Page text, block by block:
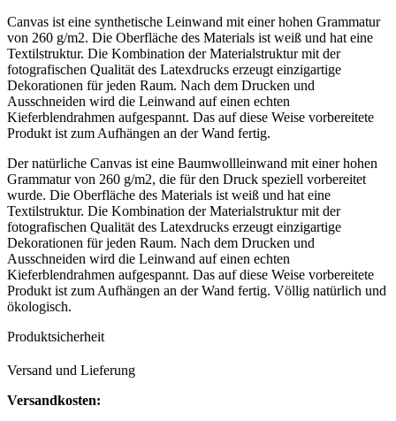
Canvas ist eine synthetische Leinwand mit einer hohen Grammatur
von 260 g/m2. Die Oberfläche des Materials ist weiß und hat eine
Textilstruktur. Die Kombination der Materialstruktur mit der
fotografischen Qualität des Latexdrucks erzeugt einzigartige
Dekorationen für jeden Raum. Nach dem Drucken und
Ausschneiden wird die Leinwand auf einen echten
Kieferblendrahmen aufgespannt. Das auf diese Weise vorbereitete
Produkt ist zum Aufhängen an der Wand fertig.
Der natürliche Canvas ist eine Baumwollleinwand mit einer hohen
Grammatur von 260 g/m2, die für den Druck speziell vorbereitet
wurde. Die Oberfläche des Materials ist weiß und hat eine
Textilstruktur. Die Kombination der Materialstruktur mit der
fotografischen Qualität des Latexdrucks erzeugt einzigartige
Dekorationen für jeden Raum. Nach dem Drucken und
Ausschneiden wird die Leinwand auf einen echten
Kieferblendrahmen aufgespannt. Das auf diese Weise vorbereitete
Produkt ist zum Aufhängen an der Wand fertig. Völlig natürlich und
ökologisch.
Produktsicherheit
Versand und Lieferung
Versandkosten: